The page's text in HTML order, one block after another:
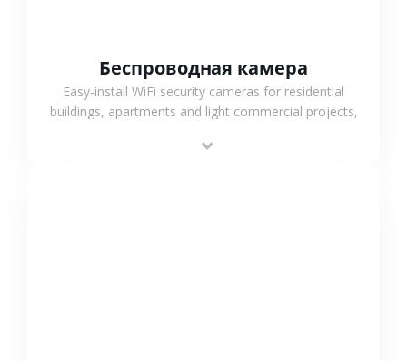
Беспроводная камера
Easy-install WiFi security cameras for residential
buildings, apartments and light commercial projects,
surveillance solutions.